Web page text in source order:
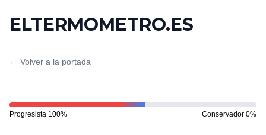
ELTERMOMETRO.ES
← Volver a la portada
Progresista 100% Conservador 0%